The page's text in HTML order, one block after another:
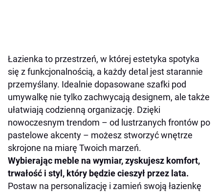
Łazienka to przestrzeń, w której estetyka spotyka
się z funkcjonalnością, a każdy detal jest starannie
przemyślany. Idealnie dopasowane szafki pod
umywalkę nie tylko zachwycają designem, ale także
ułatwiają codzienną organizację. Dzięki
nowoczesnym trendom – od lustrzanych frontów po
pastelowe akcenty – możesz stworzyć wnętrze
skrojone na miarę Twoich marzeń.
Wybierając meble na wymiar, zyskujesz komfort,
trwałość i styl, który będzie cieszył przez lata.
Postaw na personalizację i zamień swoją łazienkę